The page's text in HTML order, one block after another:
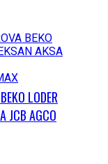
LODER
JCB AGCO